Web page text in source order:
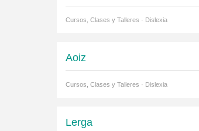
Cursos, Clases y Talleres · Dislexia
Aoiz
Cursos, Clases y Talleres · Dislexia
Lerga